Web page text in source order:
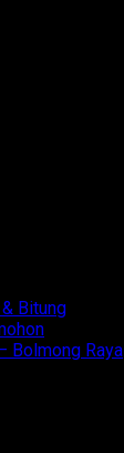
Bitung
Bolmong Raya